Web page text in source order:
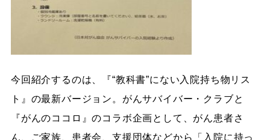
今回紹介するのは、『“教科書”にない入院持ち物リス
ト』の最新バージョン。がんサバイバー・クラブと
『がんのココロ』のコラボ企画として、がん患者さ
ん、ご家族、患者会、支援団体などから「入院に持っ